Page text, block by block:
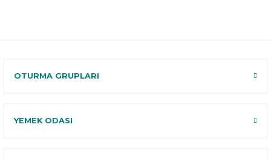
OTURMA GRUPLARI
YEMEK ODASI